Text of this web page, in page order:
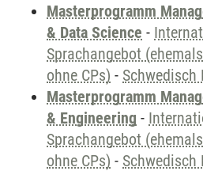
Masterprogramm
& Data Science -
Sprachangebot
ohne CPs) - Schwedisch
Masterprogramm
& Engineering -
Sprachangebot
ohne CPs) - Schwedisch